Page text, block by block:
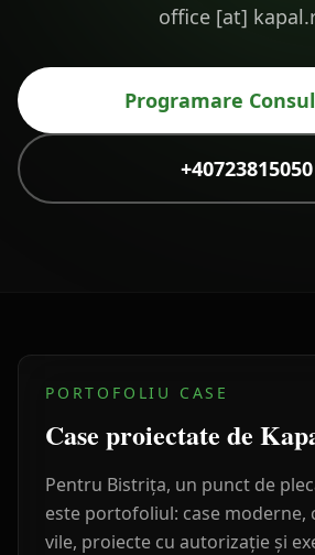
office [at]
Programare
+40723815050
PORTOFOLIU CASE
Case proiectate de
Pentru Bistrița, un punct de
este portofoliul: case moderne,
vile, proiecte cu autorizație și